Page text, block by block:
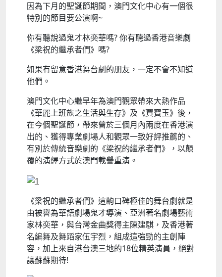
因為下月的聖誕節期間，澳門文化中心有一個很
特別的節目要公演啊~
你有聽說過鬼才林奕華嗎? 你有聽過香港音樂劇
《梁祝的繼承者們》嗎?
如果有留意香港舞台劇的朋友，一定不會不知道
他們。
澳門文化中心繼早年為澳門觀眾帶來大熱作品
《華麗上班族之生活與生存》及《賈寶玉》後，
在今個聖誕節，帶來曾於三個月內兩度在香港演
出的、獲得專業劇場人和觀眾一致好評推薦的、
有別於傳統音樂劇的《梁祝的繼承者們》，以顛
覆的演繹方式於澳門載譽重演。
《梁祝的繼承者們》這齣口碑極佳的舞台劇就是
由被譽為華語劇場鬼才導演、亞洲著名劇場藝術
家林奕華，與台灣金曲獎得主陳建騏，及香港著
名編舞及舞蹈家伍宇烈，組成這強勁的主創陣
容，加上來自港台澳三地的18位精英演員，絕對
讓蘇蘇期待!